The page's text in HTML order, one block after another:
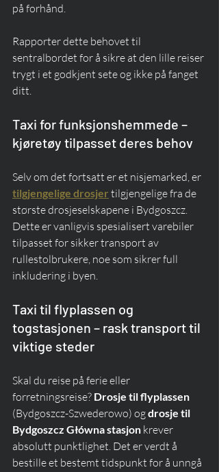
på forhånd.
Rapporter dette behovet til
sentralbordet for å sikre at den lille reiser
trygt i et godkjent sete og ikke på fanget
ditt.
Taxi for funksjonshemmede –
kjøretøy tilpasset deres behov
Selv om det fortsatt er et nisjemarked, er
tilgjengelige drosjer tilgjengelige fra de
største drosjeselskapene i Bydgoszcz.
Dette er vanligvis spesialisert varebiler
tilpasset for sikker transport av
rullestolbrukere, noe som sikrer full
inkludering i byen.
Taxi til flyplassen og
togstasjonen – rask transport til
viktige steder
Skal du reise på ferie eller
forretningsreise? Drosje til flyplassen
(Bydgoszcz-Szwederowo) og drosje til
Bydgoszcz Główna stasjon krever
absolutt punktlighet. Det er verdt å
bestille et bestemt tidspunkt for å unngå